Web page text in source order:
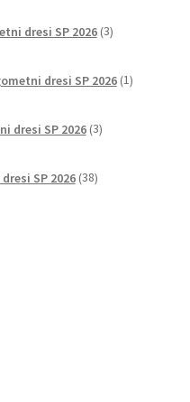
dresi SP 2026 3izdelki
dresi SP 2026 1izdelek
dresi SP 2026 3izdelki
SP 2026 38izdelkov